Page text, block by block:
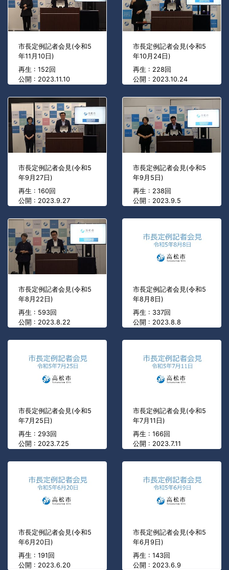
市長定例記者会見(令和5
年11月10日)
再生 : 152回
公開 : 2023.11.10
市長定例記者会見(令和5
年10月24日)
再生 : 228回
公開 : 2023.10.24
市長定例記者会見(令和5
年9月27日)
再生 : 160回
公開 : 2023.9.27
市長定例記者会見(令和5
年9月5日)
再生 : 238回
公開 : 2023.9.5
市長定例記者会見(令和5
年8月22日)
再生 : 593回
公開 : 2023.8.22
市長定例記者会見(令和5
年8月8日)
再生 : 337回
公開 : 2023.8.8
市長定例記者会見(令和5
年7月25日)
再生 : 293回
公開 : 2023.7.25
市長定例記者会見(令和5
年7月11日)
再生 : 166回
公開 : 2023.7.11
市長定例記者会見(令和5
年6月20日)
再生 : 191回
公開 : 2023.6.20
市長定例記者会見(令和5
年6月9日)
再生 : 143回
公開 : 2023.6.9